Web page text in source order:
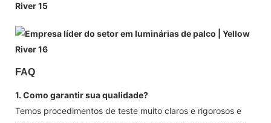
FAQ
1. Como garantir sua qualidade?
Temos procedimentos de teste muito claros e rigorosos e